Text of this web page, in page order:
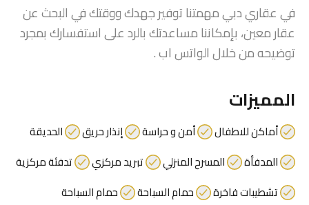
في عقاري دبي مهمتنا توفير جهدك ووقتك في البحث عن
عقار معين، بإمكاننا مساعدتك بالرد على استفسارك بمجرد
توضيحه من خلال الواتس اب .
المميزات
أماكن للاطفال أمن و حراسة إنذار حريق
الحديقة
المدفأة
المسرح المنزلي تبريد مركزي
تدفئة مركزية
تشطيبات فاخرة
حمام السباحة
حمام السباحة